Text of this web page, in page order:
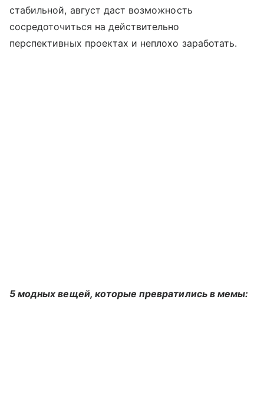
стабильной, август даст возможность
сосредоточиться на действительно
перспективных проектах и неплохо заработать.
5 модных вещей, которые превратились в мемы: